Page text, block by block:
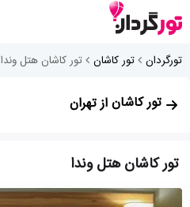
تورگردان تور کاشان تور کاشان هتل وندا
تور کاشاناز تهران
تور کاشان هتل وندا